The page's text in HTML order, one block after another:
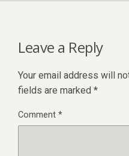
Leave a Reply
Your email address will
fields are marked *
Comment*